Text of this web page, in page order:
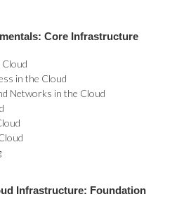
Core Infrastructure
in the Cloud
Networks in the Cloud
Infrastructure: Foundation